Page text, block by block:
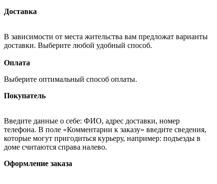
Доставка
В зависимости от места жительства вам предложат варианты
доставки. Выберите любой удобный способ.
Оплата
Выберите оптимальный способ оплаты.
Покупатель
Введите данные о себе: ФИО, адрес доставки, номер
телефона. В поле «Комментарии к заказу» введите сведения,
которые могут пригодиться курьеру, например: подъезды в
доме считаются справа налево.
Оформление заказа